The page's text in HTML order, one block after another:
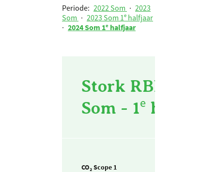
Periode: 2022 Som · 2023
Som · 2023 Som 1ᵉ halfjaar
· 2024 Som 1ᵉ halfjaar
Stork RBL
Som - 1ᵉ halfjaar
CO₂ Scope 1